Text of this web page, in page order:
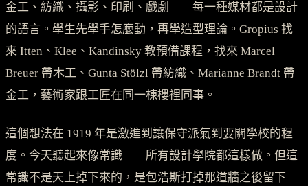
金工、紡織、攝影、印刷、戲劇——每一種媒材都是設計
的語言。學生先學手怎麼動，再學造型理論。Gropius 找
來 Itten、Klee、Kandinsky 教預備課程，找來 Marcel
Breuer 帶木工、Gunta Stölzl 帶紡織、Marianne Brandt 帶
金工，藝術家跟工匠在同一棟樓裡同事。
這個想法在 1919 年是激進到讓保守派氣到要關學校的程
度。今天聽起來像常識——所有設計學院都這樣做。但這
常識不是天上掉下來的，是包浩斯打掉那道牆之後留下